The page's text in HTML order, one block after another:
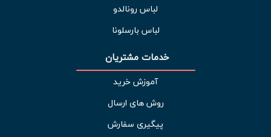
لباس رونالدو
لباس بارسلونا
خدمات مشتریان
آموزش خرید
روش های ارسال
پیگیری سفارش